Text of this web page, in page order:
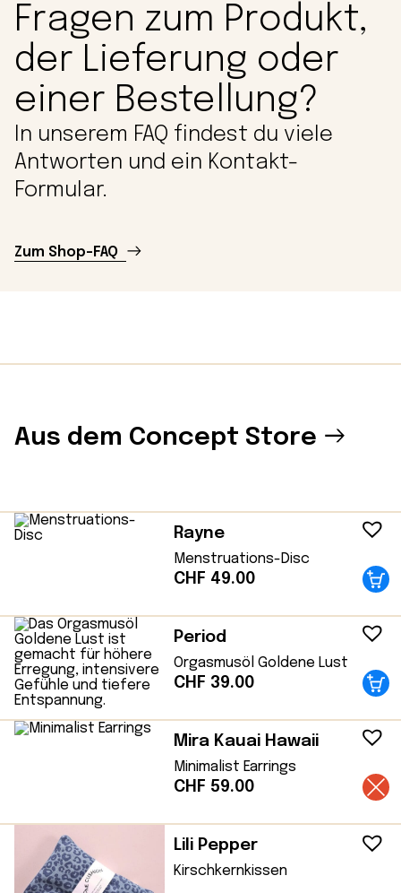
Fragen zum Produkt,
der Lieferung oder
einer Bestellung?
In unserem FAQ findest du viele
Antworten und ein Kontakt-
Formular.
Zum Shop-FAQ
Aus dem Concept Store
Rayne
Menstruations-Disc
CHF 49.00
Period
Orgasmusöl Goldene Lust
CHF 39.00
Mira Kauai Hawaii
Minimalist Earrings
CHF 59.00
Lili Pepper
Kirschkernkissen